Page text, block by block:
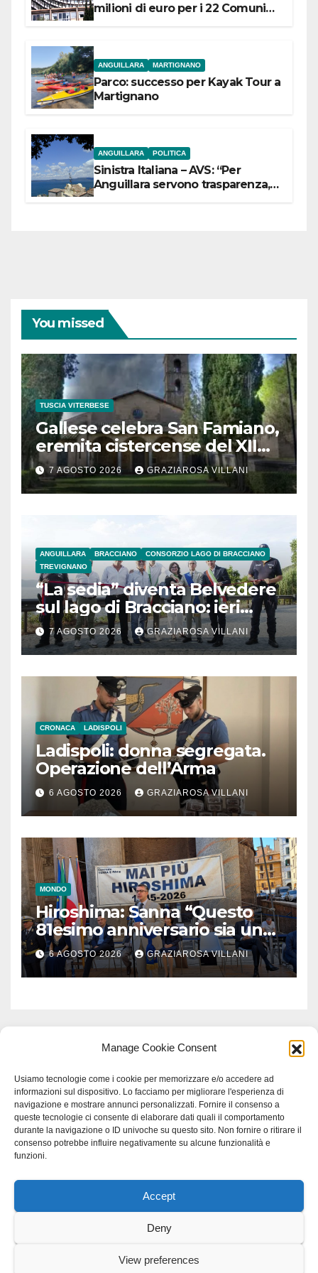
Manage Cookie Consent
Usiamo tecnologie come i cookie per memorizzare e/o accedere ad
informazioni sul dispositivo. Lo facciamo per migliorare l'esperienza di
navigazione e mostrare annunci personalizzati. Fornire il consenso a
queste tecnologie ci consente di elaborare dati quali il comportamento
durante la navigazione o ID univoche su questo sito. Non fornire o ritirare il
consenso potrebbe influire negativamente su alcune funzionalità e
funzioni.
Accept
Deny
View preferences
milioni di euro per i 22 Comuni
ANGUILLARA MARTIGNANO
Parco: successo per Kayak Tour a
Martignano
ANGUILLARA POLITICA
Sinistra Italiana – AVS: “Per
Anguillara servono trasparenza,
You missed
TUSCIA VITERBESE
Gallese celebra San Famiano,
eremita cistercense del XII
secolo
7 AGOSTO 2026 GRAZIAROSA VILLANI
ANGUILLARA BRACCIANO
CONSORZIO LAGO DI BRACCIANO
TREVIGNANO
“La sedia” diventa Belvedere
sul lago di Bracciano: ieri
l’inaugurazione
7 AGOSTO 2026 GRAZIAROSA VILLANI
CRONACA LADISPOLI
Ladispoli: donna segregata.
Operazione dell’Arma
6 AGOSTO 2026 GRAZIAROSA VILLANI
MONDO
Hiroshima: Sanna “Questo
81esimo anniversario sia un
monito per tutti”
6 AGOSTO 2026 GRAZIAROSA VILLANI
Proudly powered by WordPress|Tema: Newspaperex di
Scienza studio specialistico bracciano